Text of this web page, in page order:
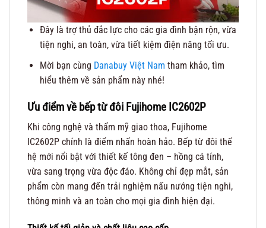
Đây là trợ thủ đắc lực cho các gia đình bận rộn, vừa
tiện nghi, an toàn, vừa tiết kiệm điện năng tối ưu.
Mời bạn cùng Danabuy Việt Nam tham khảo, tìm
hiểu thêm về sản phẩm này nhé!
Ưu điểm về bếp từ đôi Fujihome IC2602P
Khi công nghệ và thẩm mỹ giao thoa, Fujihome
IC2602P chính là điểm nhấn hoàn hảo. Bếp từ đôi thế
hệ mới nổi bật với thiết kế tông đen – hồng cá tính,
vừa sang trọng vừa độc đáo. Không chỉ đẹp mắt, sản
phẩm còn mang đến trải nghiệm nấu nướng tiện nghi,
thông minh và an toàn cho mọi gia đình hiện đại.